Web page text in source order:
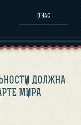
О НАС
ДОЛЖНА
МИРА